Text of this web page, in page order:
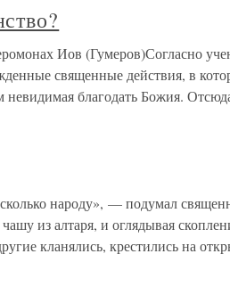
Иов (Гумеров)Согласно
священные действия, в
благодать Божия.
народу», — подумал
из алтаря, и оглядывая
кланялись, крестились на